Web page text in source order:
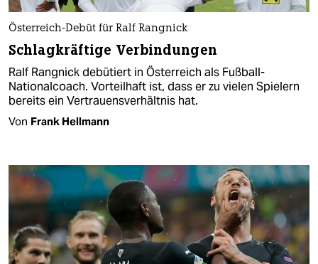
Österreich-Debüt für Ralf Rangnick
Schlagkräftige Verbindungen
Ralf Rangnick debütiert in Österreich als Fußball-
Nationalcoach. Vorteilhaft ist, dass er zu vielen Spielern
bereits ein Vertrauensverhältnis hat.
Von Frank Hellmann